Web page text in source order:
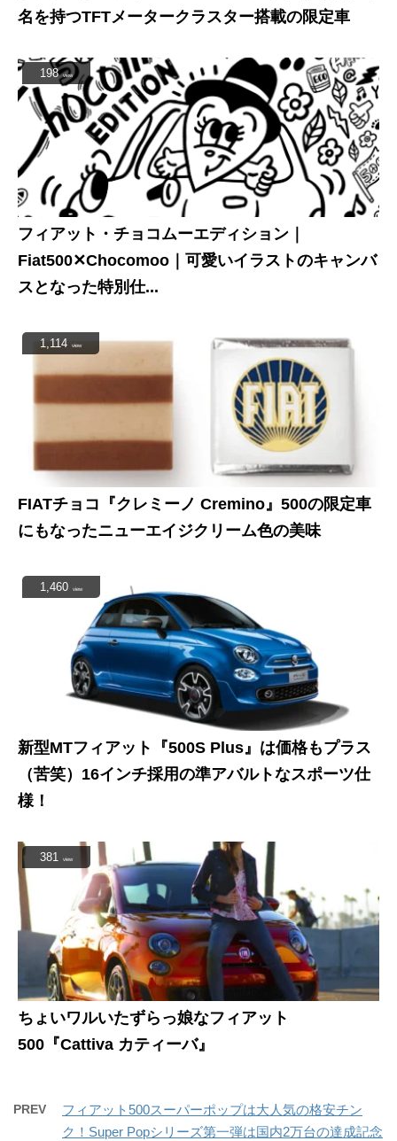
名を持つTFTメータークラスター搭載の限定車
198 view
フィアット・チョコムーエディション｜
Fiat500✕Chocomoo｜可愛いイラストのキャンバ
スとなった特別仕...
1,114 view
FIATチョコ『クレミーノ Cremino』500の限定車
にもなったニューエイジクリーム色の美味
1,460 view
新型MTフィアット『500S Plus』は価格もプラス
（苦笑）16インチ採用の準アバルトなスポーツ仕
様！
381 view
ちょいワルいたずらっ娘なフィアット
500『Cattiva カティーバ』
PREV
フィアット500スーパーポップは大人気の格安チン
ク！Super Popシリーズ第一弾は国内2万台の達成記念